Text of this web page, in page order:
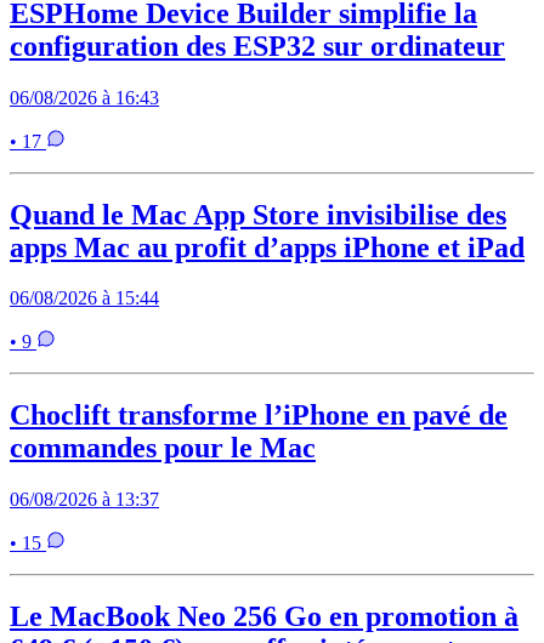
ESPHome Device Builder simplifie la
configuration des ESP32 sur ordinateur
06/08/2026 à 16:43
• 17
Quand le Mac App Store invisibilise des
apps Mac au profit d’apps iPhone et iPad
06/08/2026 à 15:44
• 9
Choclift transforme l’iPhone en pavé de
commandes pour le Mac
06/08/2026 à 13:37
• 15
Le MacBook Neo 256 Go en promotion à